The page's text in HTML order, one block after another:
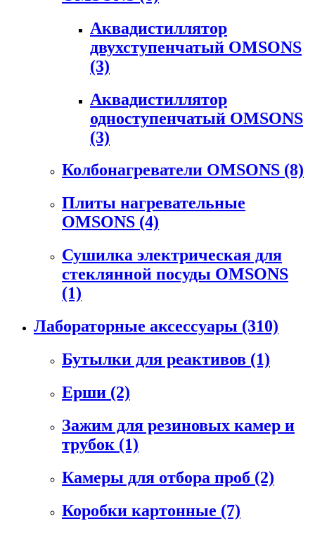
Аквадистиллятор
двухступенчатый OMSONS
(3)
Аквадистиллятор
одноступенчатый OMSONS
(3)
Колбонагреватели OMSONS (8)
Плиты нагревательные
OMSONS (4)
Сушилка электрическая для
стеклянной посуды OMSONS
(1)
Лабораторные аксессуары (310)
Бутылки для реактивов (1)
Ерши (2)
Зажим для резиновых камер и
трубок (1)
Камеры для отбора проб (2)
Коробки картонные (7)